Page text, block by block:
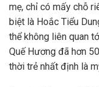
mẹ, chỉ có mấy chỗ
biệt là Hoắc Tiểu
thể không liên quan
Quế Hương đã hơn
thời trẻ nhất định là